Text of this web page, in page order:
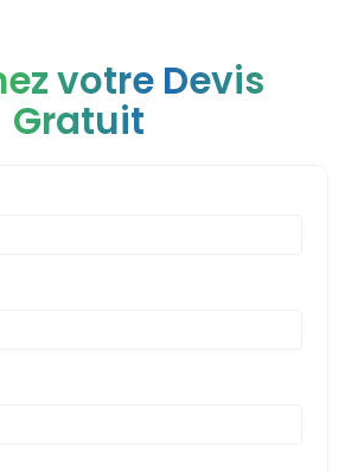
votre Devis
Gratuit